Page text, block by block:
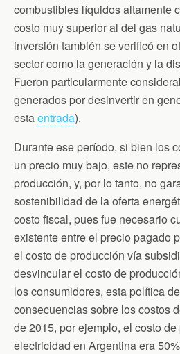
combustibles líquidos altamente
costo muy superior al del gas
inversión también se verificó en
sector como la generación y la
Fueron particularmente
generados por desinvertir en
estaentrada).
Durante ese período, si bien los
un precio muy bajo, este no
producción, y, por lo tanto, no
sostenibilidad de la oferta
costo fiscal, pues fue necesario
existente entre el precio pagado
el costo de producción vía
desvincular el costo de
los consumidores, esta política
consecuencias sobre los costos
de 2015, por ejemplo, el costo
electricidad en Argentina era